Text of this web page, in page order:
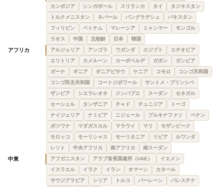
カンボジア
シンガポール スリランカ タイ
タジキスタン
トルクメニスタン
ネパール バングラデシュ
パキスタン
フィリピン
ベトナム マレーシア ミャンマー
モンゴル
ラオス
中国 北朝鮮 日本 韓国
アフリカ アルジェリア アンゴラ ウガンダ エジプト
エチオピア
エリトリア
カメルーン カーボベルデ ガボン
ガンビア
ガーナ
ギニア ギニアビサウ ケニア コモロ
コンゴ共和国
コンゴ民主共和国
コートジボワール
サントメ・プリンシペ
ザンビア
シエラレオネ ジンバブエ スーダン
セネガル
セーシェル
タンザニア チャド チュニジア
トーゴ
ナイジェリア
ナミビア ニジェール ブルキナファソ
ベナン
ボツワナ
マダガスカル マラウイ マリ
モザンビーク
モロッコ
モーリシャス モーリタニア リビア
ルワンダ
レソト
中央アフリカ 南アフリカ 南スーダン
中東 アフガニスタン アラブ首長国連邦（UAE）
イエメン
イスラエル
イラク イラン オマーン
カタール
サウジアラビア
シリア トルコ バーレーン
パレスチナ